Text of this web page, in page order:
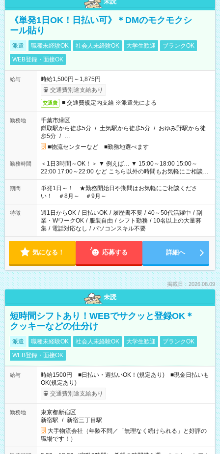
《単発1日OK！日払い可》＊DMのモクモクシ
ール貼り
派遣 職種未経験OK 社会人未経験OK 大学生歓迎
ブランクOK
WEB登録・面接OK
給与
時給1,500円～1,875円
交通費別途支給あり
交通費 ■ 交通費規定内支給 ※派遣先による
勤務地
千葉市緑区
鎌取駅から徒歩5分 / 土気駅から徒歩5分 / おゆみ野駅から徒
歩5分 / …
■物流センターなど ■勤務地選べます
勤務時間
＜1日3時間～OK！＞ ▼ 例えば… ▼ 15:00～18:00 15:00～
22:00 17:00～22:00 など こちら以外の時間もお気軽にご相談く
ださい！
期間
単発1日～！ ★勤務開始日や期間はお気軽にご相談くださ
い！ ＃8月～ ＃9月～
特徴 週1日からOK / 日払いOK / 履歴書不要 / 40～50代活躍中 / 副
業・WワークOK / 服装自由 / シフト勤務 / 10名以上の大量募
集 / 電話対応なし / パソコンスキル不要
気になる！ 応募する 詳細へ
掲載日：2026.08.09
未読
短時間シフトあり！WEBでサクッと登録OK＊
クッキーなどの仕分け
派遣 職種未経験OK 社会人未経験OK 大学生歓迎
ブランクOK
WEB登録・面接OK
給与
時給1500円 ■日払い・週払いOK！(規定あり) ■現金日払いも
OK(規定あり)
交通費別途支給あり
勤務地
東京都新宿区
新宿駅 / 新宿三丁目駅
大手物流会社（年齢不問／「無理なく続けられる」と好評の
職場です！）